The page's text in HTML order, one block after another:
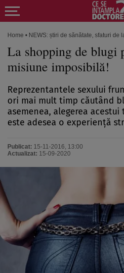
Home • NEWS: știri de sănătate, sfaturi de
La shopping de blugi
misiune imposibilă!
Reprezentantele sexului
ori mai mult timp căutând
asemenea, alegerea
este adesea o experienţă
Publicat: 15-11-2016, 13:00
Actualizat: 15-09-2020